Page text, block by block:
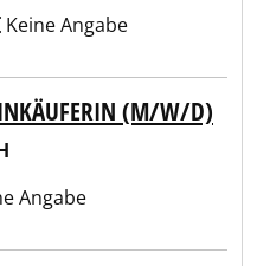
Keine Angabe
(M/W/D)
Angabe